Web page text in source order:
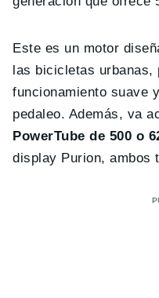
Este es un motor
las bicicletas urbanas,
funcionamiento suave
pedaleo. Además, va
PowerTube de 500 o
display Purion, ambos